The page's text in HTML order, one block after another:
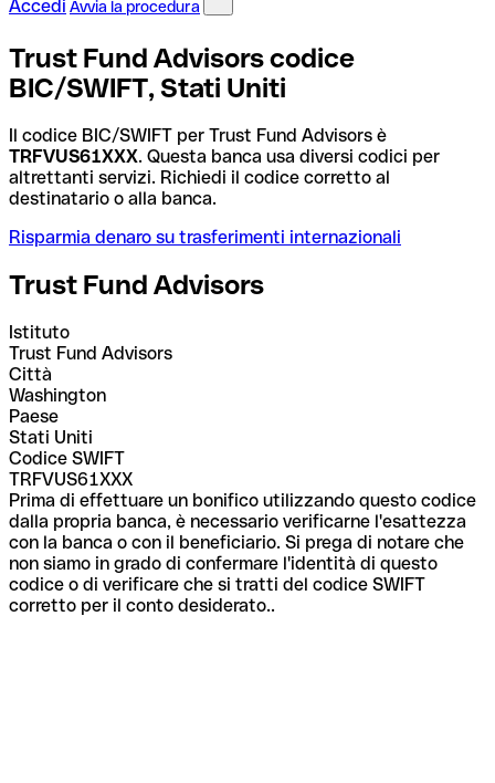
Accedi Avvia la procedura
Trust Fund Advisors codice
BIC/SWIFT, Stati Uniti
Il codice BIC/SWIFT per Trust Fund Advisors è
TRFVUS61XXX. Questa banca usa diversi codici per
altrettanti servizi. Richiedi il codice corretto al
destinatario o alla banca.
Risparmia denaro su trasferimenti internazionali
Trust Fund Advisors
Istituto
Trust Fund Advisors
Città
Washington
Paese
Stati Uniti
Codice SWIFT
TRFVUS61XXX
Prima di effettuare un bonifico utilizzando questo codice
dalla propria banca, è necessario verificarne l'esattezza
con la banca o con il beneficiario. Si prega di notare che
non siamo in grado di confermare l'identità di questo
codice o di verificare che si tratti del codice SWIFT
corretto per il conto desiderato..